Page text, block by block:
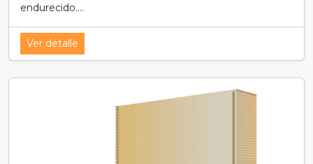
endurecido....
Ver detalle